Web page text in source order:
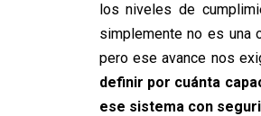
los niveles de
simplemente no es una
pero ese avance nos
definir por cuánta
ese sistema con